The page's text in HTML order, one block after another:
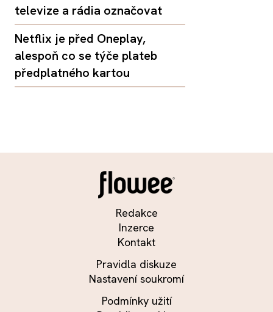
televize a rádia označovat
Netflix je před Oneplay,
alespoň co se týče plateb
předplatného kartou
Redakce
Inzerce
Kontakt
Pravidla diskuze
Nastavení soukromí
Podmínky užití